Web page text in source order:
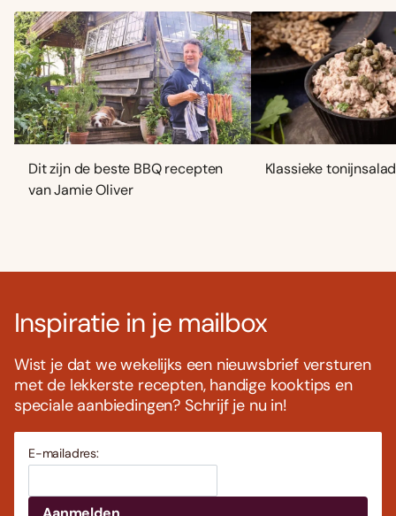
Dit zijn de beste BBQ recepten
van Jamie Oliver
Klassieke
Inspiratie in je mailbox
Wist je dat we wekelijks een nieuwsbrief versturen
met de lekkerste recepten, handige kooktips en
speciale aanbiedingen? Schrijf je nu in!
E-mailadres: